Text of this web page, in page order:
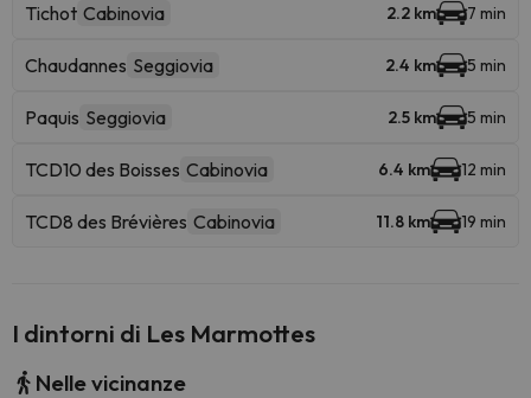
Tichot Cabinovia 2.2 km 7 min
Chaudannes Seggiovia 2.4 km 5 min
Paquis Seggiovia 2.5 km 5 min
TCD10 des Boisses Cabinovia 6.4 km 12 min
TCD8 des Brévières Cabinovia 11.8 km 19 min
I dintorni di Les Marmottes
Nelle vicinanze